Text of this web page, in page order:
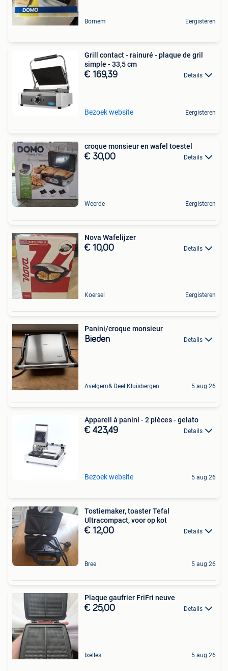
Bornem Eergisteren
Grill contact - rainuré - plaque de gril
simple - 33,5 cm
€ 169,39 Details
Bezoek website Eergisteren
croque monsieur en wafel toestel
€ 30,00 Details
Weerde Eergisteren
Nova Wafelijzer
€ 10,00 Details
Koersel Eergisteren
Panini/croque monsieur
Bieden Details
Avelgem& Deel Kluisbergen 5 aug 26
Appareil à panini - 2 pièces - gelato
€ 423,49 Details
Bezoek website 5 aug 26
Tostiemaker, toaster Tefal
Ultracompact, voor op kot
€ 12,00 Details
Bree 5 aug 26
Plaque gaufrier FriFri neuve
€ 25,00 Details
Ixelles 5 aug 26